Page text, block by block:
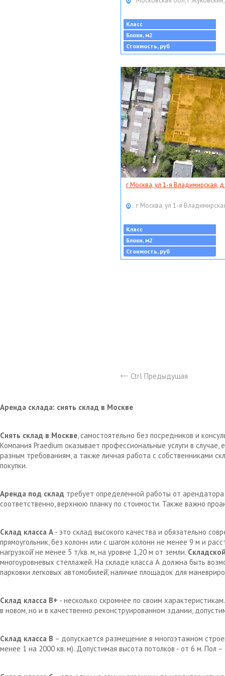
Класс
Блоки, м2
Стоимость, руб
г Москва, ул 1-я Владимирская, д
г Москва, ул 1-я
Класс
Блоки, м2
Стоимость, руб
Ctrl Предыдущая
Аренда склада: снять склад в Москве
Снять склад в Москве, самостоятельно без посредников и
Компания Praedium оказывает профессиональные услуги в
разным требованиям, а также личная работа с собственниками
покупки.
Аренда под склад требует определенной работы от
соответственно, верхнюю планку по стоимости. Также важно
Склад класса А - это склад высокого качества и обязательно
прямоугольник, без колонн или с шагом колонн не менее 9 м и
нагрузкой̆ не менее 5 т/кв. м, на уровне 1,20 м от земли.
многоуровневых стеллажей. На складе класса А должна быть
парковки легковых автомобилей̆, наличие площадок для
Склад класса В+ - несколько скромнее по своим
в новом, но и в качественно реконструированном здании,
Склад класса В – допускается размещение в многоэтажном
менее 1 на 2000 кв. м). Допустимая высота потолков - от 6 м. Пол